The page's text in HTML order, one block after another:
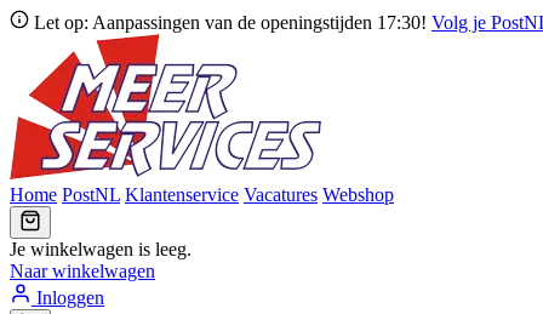
Let op: Aanpassingen van de openingstijden 17:30! Volg je
Home PostNL Klantenservice Vacatures Webshop
Je winkelwagen is leeg.
Naar winkelwagen
Inloggen